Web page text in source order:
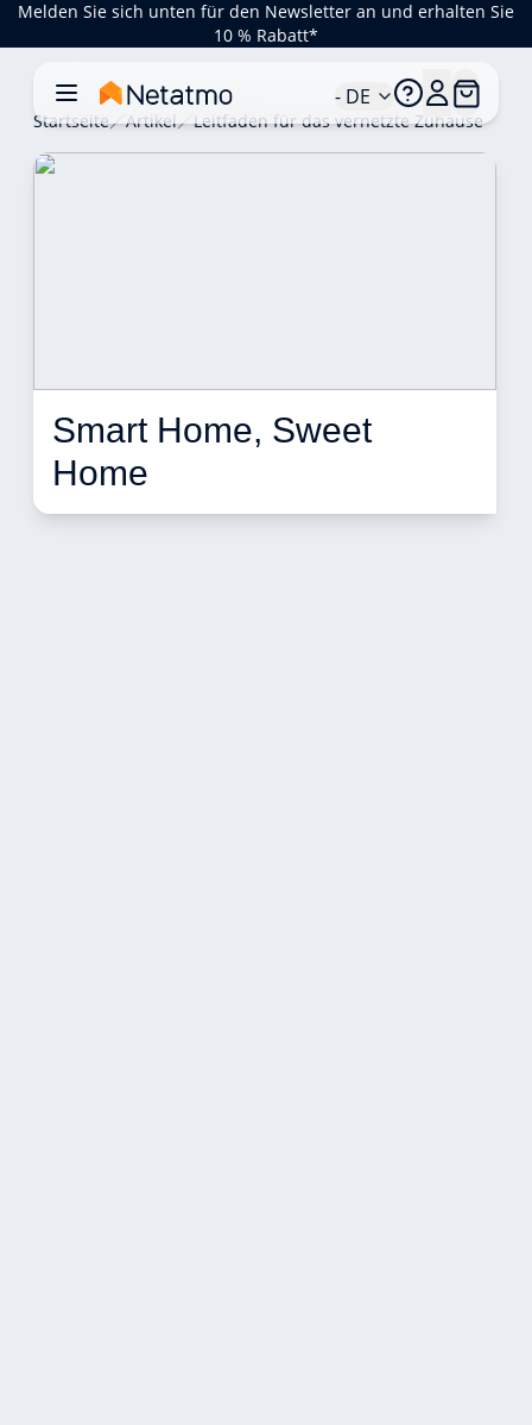
Melden Sie sich unten für den Newsletter an und erhalten Sie
10 % Rabatt*
- DE
Startseite Artikel Leitfaden für das vernetzte Zuhause
Smart Home, Sweet
Home